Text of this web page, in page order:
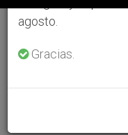
agosto.
Gracias.